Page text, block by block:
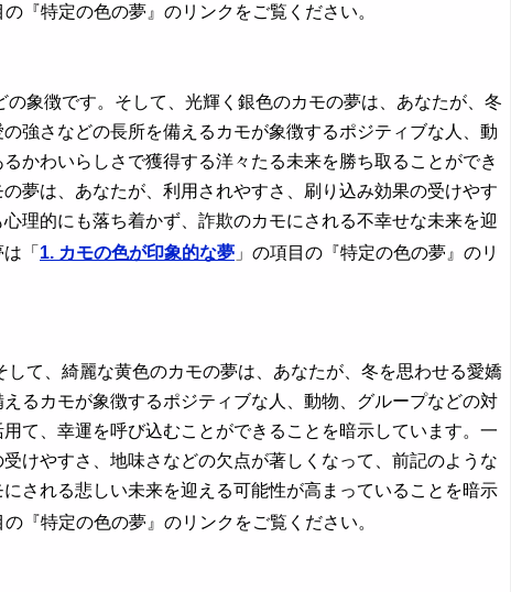
の『特定の色の夢』のリンクをご覧ください。
象徴です。そして、光輝く銀色のカモの夢は、あなたが、冬
強さなどの長所を備えるカモが象徴するポジティブな人、動
かわいらしさで獲得する洋々たる未来を勝ち取ることができ
夢は、あなたが、利用されやすさ、刷り込み効果の受けやす
理的にも落ち着かず、詐欺のカモにされる不幸せな未来を迎
「 1. カモの色が印象的な夢 」の項目の『特定の色の夢』のリ
て、綺麗な黄色のカモの夢は、あなたが、冬を思わせる愛嬌
るカモが象徴するポジティブな人、動物、グループなどの対
て、幸運を呼び込むことができることを暗示しています。一
けやすさ、地味さなどの欠点が著しくなって、前記のような
される悲しい未来を迎える可能性が高まっていることを暗示
の『特定の色の夢』のリンクをご覧ください。